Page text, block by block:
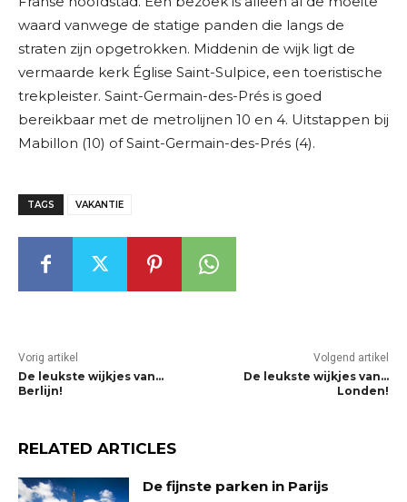
waard vanwege de statige panden die langs de
straten zijn opgetrokken. Middenin de wijk ligt de
vermaarde kerk Église Saint-Sulpice, een toeristische
trekpleister. Saint-Germain-des-Prés is goed
bereikbaar met de metrolijnen 10 en 4. Uitstappen bij
Mabillon (10) of Saint-Germain-des-Prés (4).
TAGS VAKANTIE
Vorig artikel
De leukste wijkjes van…
Berlijn!
Volgend artikel
De leukste wijkjes van…
Londen!
RELATED ARTICLES
De fijnste parken in Parijs